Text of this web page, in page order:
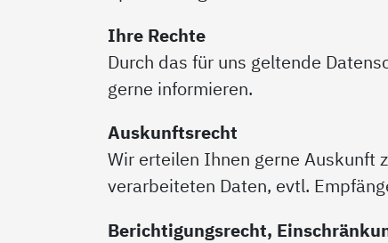
Ihre Rechte
Durch das für uns geltende
gerne informieren.
Auskunftsrecht
Wir erteilen Ihnen gerne Auskunft
verarbeiteten Daten, evtl.
Berichtigungsrecht,